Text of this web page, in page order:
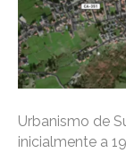
Urbanismo de
inicialmente a